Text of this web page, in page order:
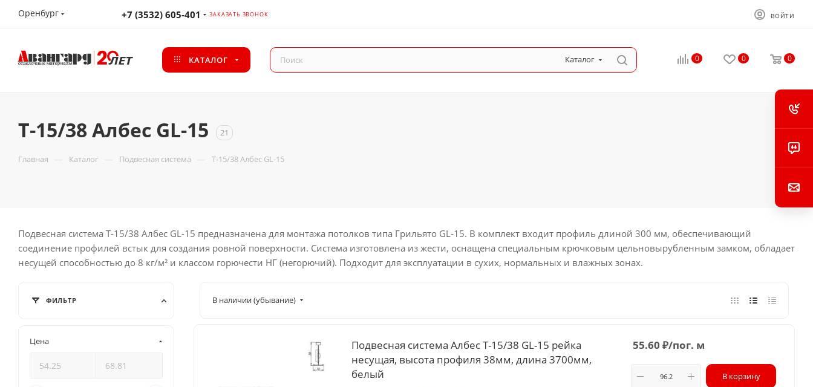
Оренбург +7 (3532) 605-401 ЗАКАЗАТЬ ЗВОНОК ВОЙТИ
КАТАЛОГ Каталог 0 0 0
T-15/38 Албес GL-15 21
Главная — Каталог — Подвесная система — T-15/38 Албес GL-15
Подвесная система T-15/38 Албес GL-15 предназначена для монтажа потолков типа Грильято GL-15. В комплект входит профиль длиной 300 мм, обеспечивающий
соединение профилей встык для создания ровной поверхности. Система изготовлена из жести, оснащена специальным крючковым цельновырубленным замком, обладает
несущей способностью до 8 кг/м² и классом горючести НГ (негорючий). Подходит для эксплуатации в сухих, нормальных и влажных зонах.
В наличии (убывание)
Подвесная система Албес Т-15/38 GL-15 рейка
несущая, высота профиля 38мм, длина 3700мм,
белый
55.60 ₽/пог. м
В корзину
ФИЛЬТР
Цена